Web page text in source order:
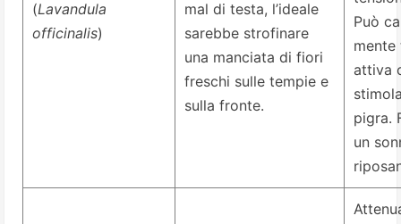
(Lavandula
officinalis)
mal di testa, l’ideale
sarebbe strofinare
una manciata di fiori
freschi sulle tempie e
sulla fronte.
Può
attiva
pigra.
un